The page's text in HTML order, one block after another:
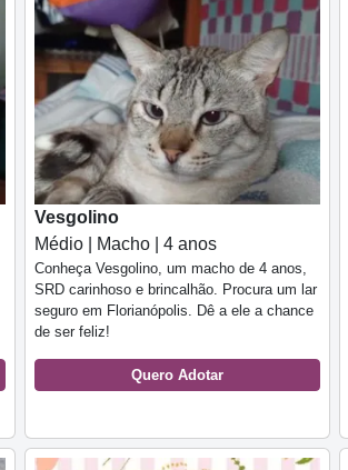
Vesgolino
Médio | Macho | 4 anos
Conheça Vesgolino, um macho de 4 anos,
SRD carinhoso e brincalhão. Procura um lar
seguro em Florianópolis. Dê a ele a chance
de ser feliz!
Quero Adotar